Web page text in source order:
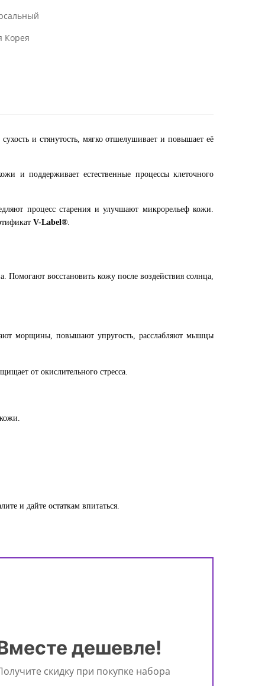
Корея
и стянутость, мягко отшелушивает и повышает её
и поддерживает естественные процессы клеточного
процесс старения и улучшают микрорельеф кожи.
V-Label®.
восстановить кожу после воздействия солнца,
морщины, повышают упругость, расслабляют мышцы
от окислительного стресса.
и дайте остаткам впитаться.
дешевле!
скидку при покупке набора